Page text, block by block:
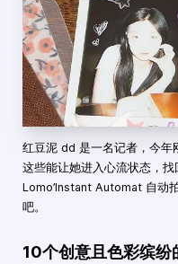
红豆泥 dd 是一名记者，今年
这些能让她进入心流状态，
Lomo’Instant Automat 自动
吧。
10个创意且色彩缤